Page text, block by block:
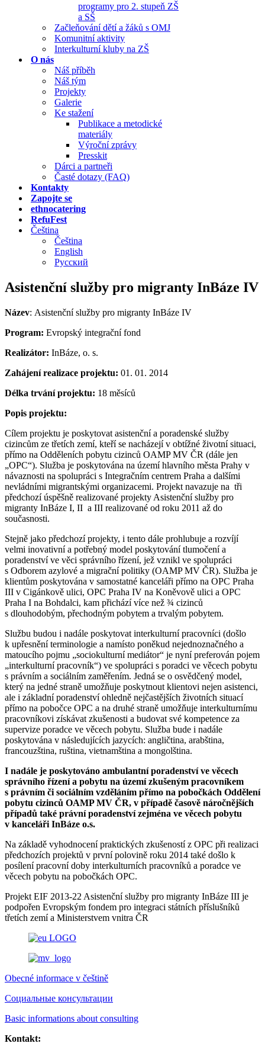
programy pro 2. stupeň ZŠ
a SŠ
Začleňování dětí a žáků s OMJ
Komunitní aktivity
Interkulturní kluby na ZŠ
O nás
Náš příběh
Náš tým
Projekty
Galerie
Ke stažení
Publikace a metodické
materiály
Výroční zprávy
Presskit
Dárci a partneři
Časté dotazy (FAQ)
Kontakty
Zapojte se
ethnocatering
RefuFest
Čeština
Čeština
English
Русский
Asistenční služby pro migranty InBáze IV
Název: Asistenční služby pro migranty InBáze IV
Program: Evropský integrační fond
Realizátor: InBáze, o. s.
Zahájení realizace projektu: 01. 01. 2014
Délka trvání projektu: 18 měsíců
Popis projektu:
Cílem projektu je poskytovat asistenční a poradenské služby
cizincům ze třetích zemí, kteří se nacházejí v obtížné životní situaci,
přímo na Odděleních pobytu cizinců OAMP MV ČR (dále jen
„OPC“). Služba je poskytována na území hlavního města Prahy v
návaznosti na spolupráci s Integračním centrem Praha a dalšími
nevládními migrantskými organizacemi. Projekt navazuje na tři
předchozí úspěšně realizované projekty Asistenční služby pro
migranty InBáze I, II a III realizované od roku 2011 až do
současnosti.
Stejně jako předchozí projekty, i tento dále prohlubuje a rozvíjí
velmi inovativní a potřebný model poskytování tlumočení a
poradenství ve věci správního řízení, jež vznikl ve spolupráci
s Odborem azylové a migrační politiky (OAMP MV ČR). Služba je
klientům poskytována v samostatné kanceláři přímo na OPC Praha
III v Cigánkově ulici, OPC Praha IV na Koněvově ulici a OPC
Praha I na Bohdalci, kam přichází více než ¾ cizinců
s dlouhodobým, přechodným pobytem a trvalým pobytem.
Službu budou i nadále poskytovat interkulturní pracovníci (došlo
k upřesnění terminologie a namísto poněkud nejednoznačného a
matoucího pojmu „sociokulturní mediátor“ je nyní preferován pojem
„interkulturní pracovník“) ve spolupráci s poradci ve věcech pobytu
s právním a sociálním zaměřením. Jedná se o osvědčený model,
který na jedné straně umožňuje poskytnout klientovi nejen asistenci,
ale i základní poradenství ohledně nejčastějších životních situací
přímo na pobočce OPC a na druhé straně umožňuje interkulturnímu
pracovníkovi získávat zkušenosti a budovat své kompetence za
supervize poradce ve věcech pobytu. Služba bude i nadále
poskytována v následujících jazycích: angličtina, arabština,
francouzština, ruština, vietnamština a mongolština.
I nadále je poskytováno ambulantní poradenství ve věcech
správního řízení a pobytu na území zkušeným pracovníkem
s právním či sociálním vzděláním přímo na pobočkách Oddělení
pobytu cizinců OAMP MV ČR, v případě časově náročnějších
případů také právní poradenství zejména ve věcech pobytu
v kanceláři InBáze o.s.
Na základě vyhodnocení praktických zkušeností z OPC při realizaci
předchozích projektů v první polovině roku 2014 také došlo k
posílení pracovní doby interkulturních pracovníků a poradce ve
věcech pobytu na pobočkách OPC.
Projekt EIF 2013-22 Asistenční služby pro migranty InBáze III je
podpořen Evropským fondem pro integraci státních příslušníků
třetích zemí a Ministerstvem vnitra ČR
Obecné informace v češtině
Социальные консультации
Basic informations about consulting
Kontakt: